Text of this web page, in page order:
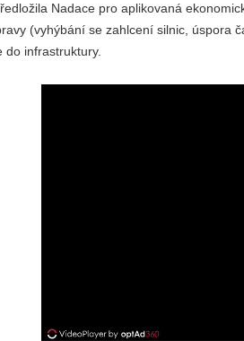
Nadace pro aplikovaná
(vyhýbání se zahlcení silnic, úspora
do infrastruktury.